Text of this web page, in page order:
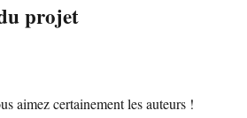
projet
aimez certainement les auteurs !